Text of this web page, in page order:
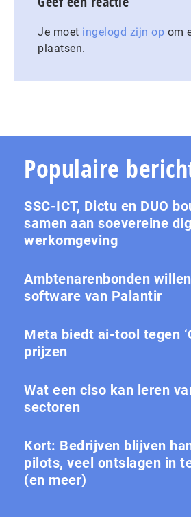
Je moet ingelogd zijn op om
plaatsen.
Populaire
SSC-ICT, Dictu en DUO
samen aan soevereine
werkomgeving
Ambtenarenbonden
software van Palantir
Meta biedt ai-tool tegen
prijzen
Wat een ciso kan leren
sectoren
Kort: Bedrijven blijven
pilots, veel ontslagen in
(en meer)